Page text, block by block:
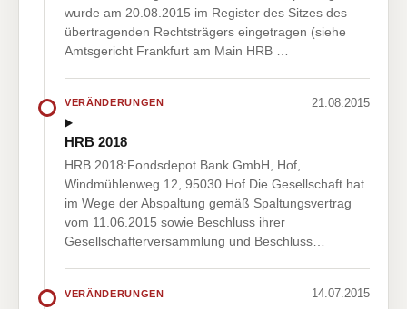
wurde am 20.08.2015 im Register des Sitzes des
übertragenden Rechtsträgers eingetragen (siehe
Amtsgericht Frankfurt am Main HRB …
VERÄNDERUNGEN 21.08.2015
HRB 2018
HRB 2018:Fondsdepot Bank GmbH, Hof,
Windmühlenweg 12, 95030 Hof.Die Gesellschaft hat
im Wege der Abspaltung gemäß Spaltungsvertrag
vom 11.06.2015 sowie Beschluss ihrer
Gesellschafterversammlung und Beschluss…
VERÄNDERUNGEN 14.07.2015